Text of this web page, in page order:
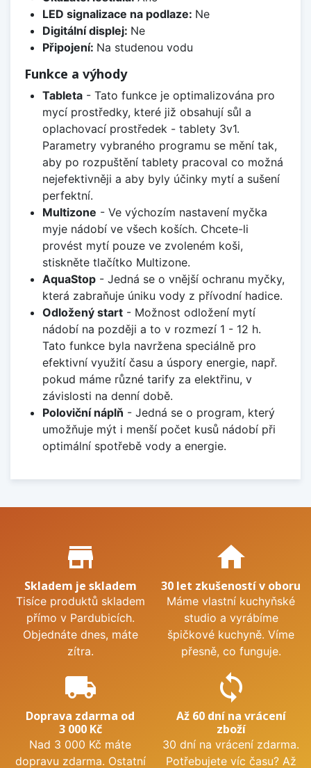
LED signalizace na podlaze: Ne
Digitální displej: Ne
Připojení: Na studenou vodu
Funkce a výhody
Tableta- Tato funkce je optimalizována pro
mycí prostředky, které již obsahují sůl a
oplachovací prostředek - tablety 3v1.
Parametry vybraného programu se mění tak,
aby po rozpuštění tablety pracoval co možná
nejefektivněji a aby byly účinky mytí a sušení
perfektní.
Multizone - Ve výchozím nastavení myčka
myje nádobí ve všech koších. Chcete-li
provést mytí pouze ve zvoleném koši,
stiskněte tlačítko Multizone.
AquaStop- Jedná se o vnější ochranu myčky,
která zabraňuje úniku vody z přívodní hadice.
Odložený start- Možnost odložení mytí
nádobí na později a to v rozmezí 1 - 12 h.
Tato funkce byla navržena speciálně pro
efektivní využití času a úspory energie, např.
pokud máme různé tarify za elektřinu, v
závislosti na denní době.
Poloviční náplň - Jedná se o program, který
umožňuje mýt i menší počet kusů nádobí při
optimální spotřebě vody a energie.
Proč nakupovat u nás?
store_mall_directory
Skladem je skladem
Tisíce produktů skladem
přímo v Pardubicích.
Objednáte dnes, máte
zítra.
home
30 let zkušeností v oboru
Máme vlastní kuchyňské
studio a vyrábíme
špičkové kuchyně. Víme
přesně, co funguje.
local_shipping
Doprava zdarma od
3 000 Kč
Nad 3 000 Kč máte
dopravu zdarma. Ostatní
sync
Až 60 dní na vrácení
zboží
30 dní na vrácení zdarma.
Potřebujete víc času? Až